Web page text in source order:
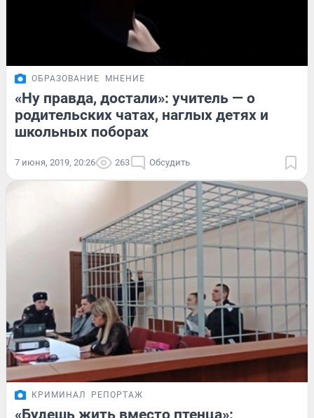
ОБРАЗОВАНИЕ МНЕНИЕ
«Ну правда, достали»: учитель — о
родительских чатах, наглых детях и
школьных поборах
7 июня, 2019, 20:26 263 Обсудить
КРИМИНАЛ РЕПОРТАЖ
«Будешь жить вместо птенца»: